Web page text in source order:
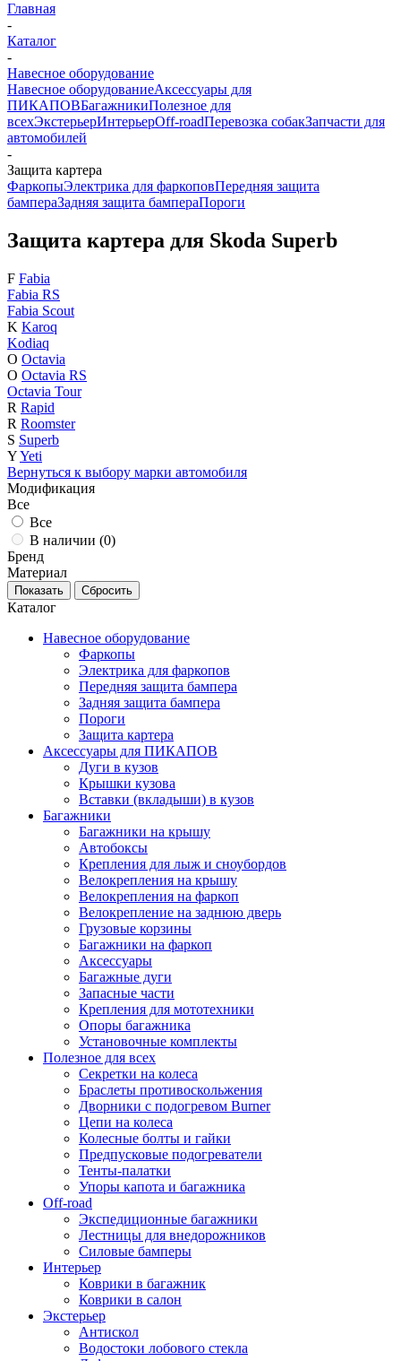
Главная
-
Каталог
-
Навесное оборудование
Навесное оборудованиеАксессуары для
ПИКАПОВБагажникиПолезное для
всехЭкстерьерИнтерьерOff-roadПеревозка собакЗапчасти для
автомобилей
-
Защита картера
ФаркопыЭлектрика для фаркоповПередняя защита
бампераЗадняя защита бампераПороги
Защита картера для Skoda Superb
F Fabia
Fabia RS
Fabia Scout
K Karoq
Kodiaq
O Octavia
O Octavia RS
Octavia Tour
R Rapid
R Roomster
S Superb
YYeti
Вернуться к выбору марки автомобиля
Модификация
Все
Все
В наличии (0)
Бренд
Материал
Каталог
Навесное оборудование
Фаркопы
Электрика для фаркопов
Передняя защита бампера
Задняя защита бампера
Пороги
Защита картера
Аксессуары для ПИКАПОВ
Дуги в кузов
Крышки кузова
Вставки (вкладыши) в кузов
Багажники
Багажники на крышу
Автобоксы
Крепления для лыж и сноубордов
Велокрепления на крышу
Велокрепления на фаркоп
Велокрепление на заднюю дверь
Грузовые корзины
Багажники на фаркоп
Аксессуары
Багажные дуги
Запасные части
Крепления для мототехники
Опоры багажника
Установочные комплекты
Полезное для всех
Секретки на колеса
Браслеты противоскольжения
Дворники с подогревом Burner
Цепи на колеса
Колесные болты и гайки
Предпусковые подогреватели
Тенты-палатки
Упоры капота и багажника
Off-road
Экспедиционные багажники
Лестницы для внедорожников
Силовые бамперы
Интерьер
Коврики в багажник
Коврики в салон
Экстерьер
Антискол
Водостоки лобового стекла